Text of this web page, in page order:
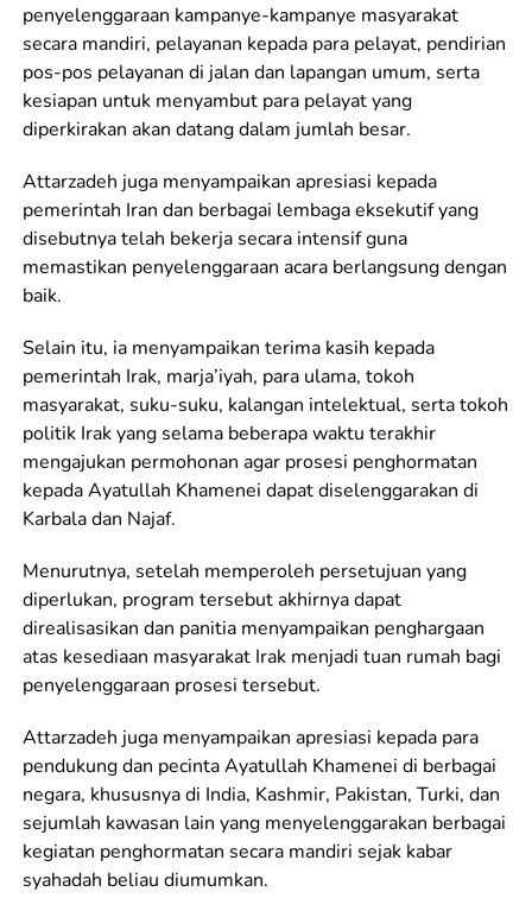
penyelenggaraan kampanye-kampanye masyarakat
secara mandiri, pelayanan kepada para pelayat, pendirian
pos-pos pelayanan di jalan dan lapangan umum, serta
kesiapan untuk menyambut para pelayat yang
diperkirakan akan datang dalam jumlah besar.
Attarzadeh juga menyampaikan apresiasi kepada
pemerintah Iran dan berbagai lembaga eksekutif yang
disebutnya telah bekerja secara intensif guna
memastikan penyelenggaraan acara berlangsung dengan
baik.
Selain itu, ia menyampaikan terima kasih kepada
pemerintah Irak, marja’iyah, para ulama, tokoh
masyarakat, suku-suku, kalangan intelektual, serta tokoh
politik Irak yang selama beberapa waktu terakhir
mengajukan permohonan agar prosesi penghormatan
kepada Ayatullah Khamenei dapat diselenggarakan di
Karbala dan Najaf.
Menurutnya, setelah memperoleh persetujuan yang
diperlukan, program tersebut akhirnya dapat
direalisasikan dan panitia menyampaikan penghargaan
atas kesediaan masyarakat Irak menjadi tuan rumah bagi
penyelenggaraan prosesi tersebut.
Attarzadeh juga menyampaikan apresiasi kepada para
pendukung dan pecinta Ayatullah Khamenei di berbagai
negara, khususnya di India, Kashmir, Pakistan, Turki, dan
sejumlah kawasan lain yang menyelenggarakan berbagai
kegiatan penghormatan secara mandiri sejak kabar
syahadah beliau diumumkan.